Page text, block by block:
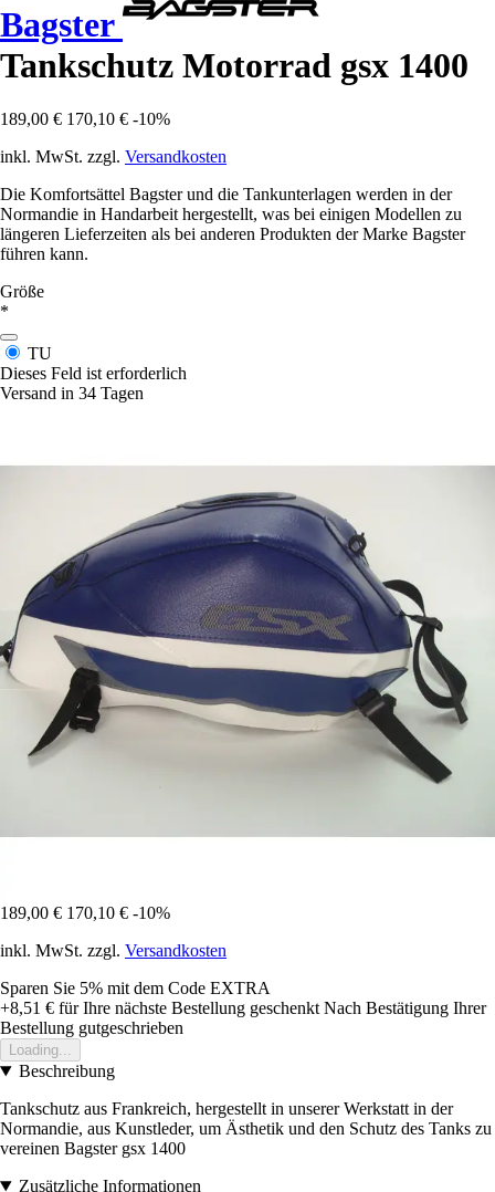
Bagster
Tankschutz Motorrad gsx 1400
189,00 € 170,10 € -10%
inkl. MwSt. zzgl. Versandkosten
Die Komfortsättel Bagster und die Tankunterlagen werden in der
Normandie in Handarbeit hergestellt, was bei einigen Modellen zu
längeren Lieferzeiten als bei anderen Produkten der Marke Bagster
führen kann.
Größe
*
TU
Dieses Feld ist erforderlich
Versand in 34 Tagen
189,00 € 170,10 € -10%
inkl. MwSt. zzgl. Versandkosten
Sparen Sie 5% mit dem Code EXTRA
+8,51 € für Ihre nächste Bestellung geschenkt Nach Bestätigung Ihrer
Bestellung gutgeschrieben
Loading...
Beschreibung
Tankschutz aus Frankreich, hergestellt in unserer Werkstatt in der
Normandie, aus Kunstleder, um Ästhetik und den Schutz des Tanks zu
vereinen Bagster gsx 1400
Zusätzliche Informationen